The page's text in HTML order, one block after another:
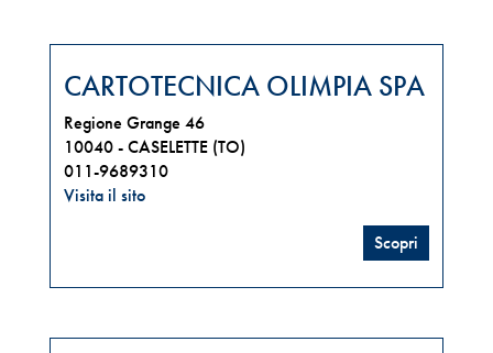
CARTOTECNICA OLIMPIA SPA
Regione Grange 46
10040 -CASELETTE (TO)
011-9689310
Visita il sito
Scopri